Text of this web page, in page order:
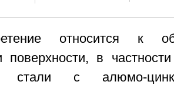
относится к
поверхности, в
стали с алюмо-